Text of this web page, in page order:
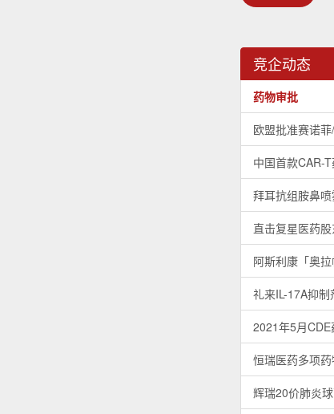
竞企动态
药物审批
欧盟批准赛诺
中国首款CAR-
拜耳抗组胺鼻
直击复星医药
阿斯利康「奥
礼来IL-17A抑
2021年5月
恒瑞医药多项
辉瑞20价肺炎